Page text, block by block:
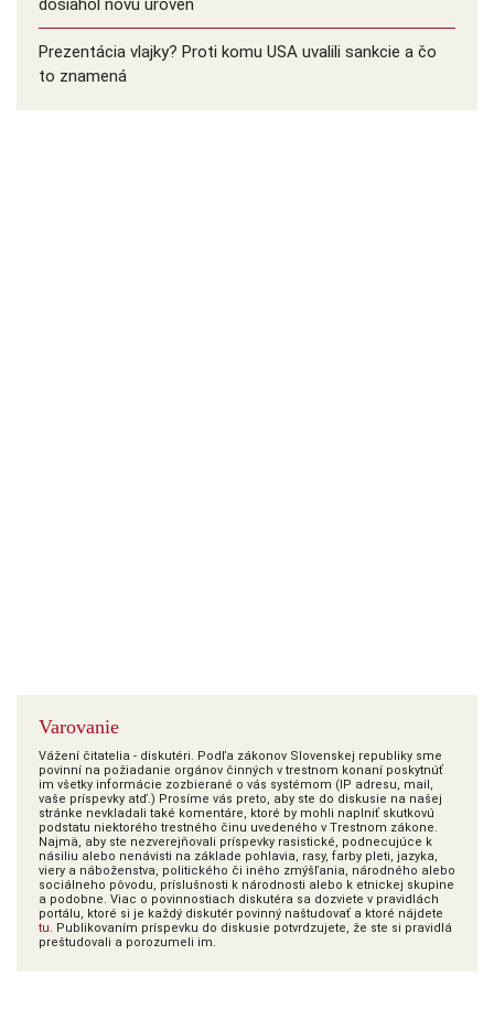
dosiahol novú úroveň
Prezentácia vlajky? Proti komu USA uvalili sankcie a čo
to znamená
Varovanie
Vážení čitatelia - diskutéri. Podľa zákonov Slovenskej republiky sme
povinní na požiadanie orgánov činných v trestnom konaní poskytnúť
im všetky informácie zozbierané o vás systémom (IP adresu, mail,
vaše príspevky atď.) Prosíme vás preto, aby ste do diskusie na našej
stránke nevkladali také komentáre, ktoré by mohli naplniť skutkovú
podstatu niektorého trestného činu uvedeného v Trestnom zákone.
Najmä, aby ste nezverejňovali príspevky rasistické, podnecujúce k
násiliu alebo nenávisti na základe pohlavia, rasy, farby pleti, jazyka,
viery a náboženstva, politického či iného zmýšľania, národného alebo
sociálneho pôvodu, príslušnosti k národnosti alebo k etnickej skupine
a podobne. Viac o povinnostiach diskutéra sa dozviete v pravidlách
portálu, ktoré si je každý diskutér povinný naštudovať a ktoré nájdete
tu. Publikovaním príspevku do diskusie potvrdzujete, že ste si pravidlá
preštudovali a porozumeli im.